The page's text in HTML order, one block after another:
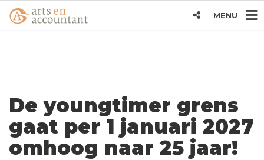
MENU
De youngtimer grens
gaat per 1 januari 2027
omhoog naar 25 jaar!